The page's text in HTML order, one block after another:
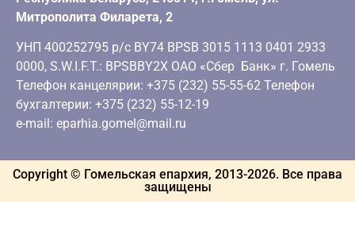
Митрополита Филарета, 2
УНП 400252795 р/с BY74 BPSB 3015 1113 0401 2933
0000, S.W.I.F.T.: BPSBBY2X ОАО «Сбер Банк» г. Гомель
Телефон канцелярии: +375 (232) 55-55-62 Телефон
бухгалтерии: +375 (232) 55-12-19
e-mail: eparhia.gomel@mail.ru
Copyright © Гомельская епархия, 2013-2026. Все права
защищены